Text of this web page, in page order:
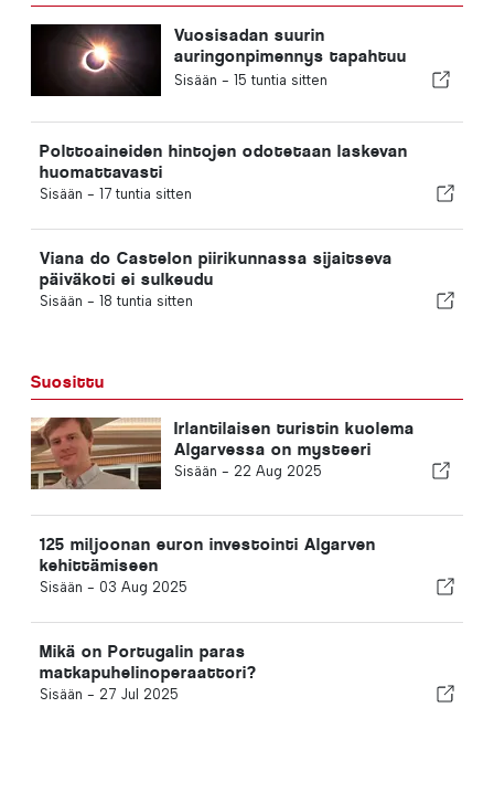
Vuosisadan suurin
auringonpimennys tapahtuu
Portugalissa
Sisään - 15 tuntia sitten
Polttoaineiden hintojen odotetaan laskevan
huomattavasti
Sisään - 17 tuntia sitten
Viana do Castelon piirikunnassa sijaitseva
päiväkoti ei sulkeudu
Sisään - 18 tuntia sitten
Suosittu
Irlantilaisen turistin kuolema
Algarvessa on mysteeri
Sisään - 22 Aug 2025
125 miljoonan euron investointi Algarven
kehittämiseen
Sisään - 03 Aug 2025
Mikä on Portugalin paras
matkapuhelinoperaattori?
Sisään - 27 Jul 2025